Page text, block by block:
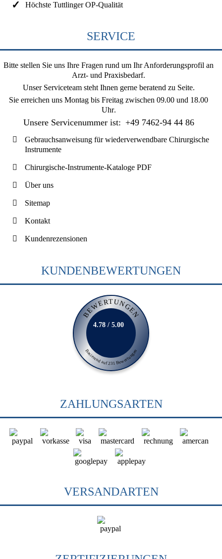
Höchste Tuttlinger OP-Qualität
SERVICE
Bitte stellen Sie uns Ihre Fragen rund um Ihr Anforderungsprofil an
Arzt- und Praxisbedarf.
Unser Serviceteam steht Ihnen gerne beratend zu Seite.
Sie erreichen uns Montag bis Freitag zwischen 09.00 und 18.00
Uhr.
Unsere Servicenummer ist: +49 7462-94 44 86
Gebrauchsanweisung für wiederverwendbare Chirurgische
Instrumente
Chirurgische-Instrumente-Kataloge PDF
Über uns
Sitemap
Kontakt
Kundenrezensionen
KUNDENBEWERTUNGEN
BEWERTUNGEN
Basierend auf 231 Bewertungen
4.78 / 5.00
ZAHLUNGSARTEN
VERSANDARTEN